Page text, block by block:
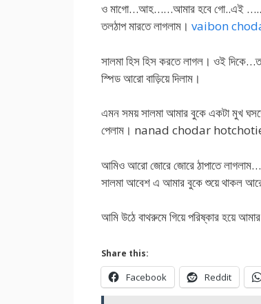
ও মাগো…আহ……আমার হবে গো..এই
তলঠাপ মারতে লাগলাম। vaibon
সালমা হিস হিস করতে লাগল। ওই
স্পিড আরো বাড়িয়ে দিলাম।
এমন সময় সালমা আমার বুকে একটা মুখ
পেলাম। nanad chodar
আমিও আরো জোরে জোরে ঠাপাতে
সালমা আবেশ এ আমার বুকে শুয়ে থাকল
আমি উঠে বাথরুমে গিয়ে পরিষ্কার হয়ে
Share this:
Facebook Reddit